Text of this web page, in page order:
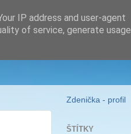
Zdenička - profil
ŠTÍTKY
IP address and user-agent
of service, generate usage